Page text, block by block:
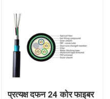
प्रत्यक्ष दफन 24 कोर फाइबर